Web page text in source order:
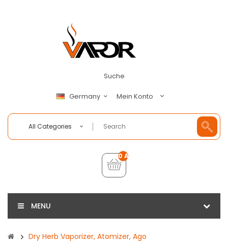
Suche
Germany Mein Konto
All Categories
0 Artikel - €0,00
MENU
Dry Herb Vaporizer, Atomizer, Ago